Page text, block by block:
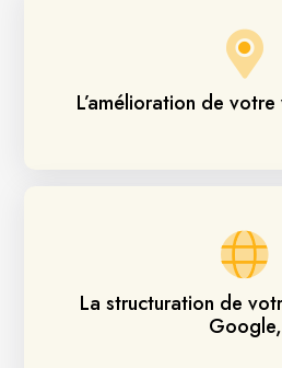
L’amélioration de
La structuration de
Google,